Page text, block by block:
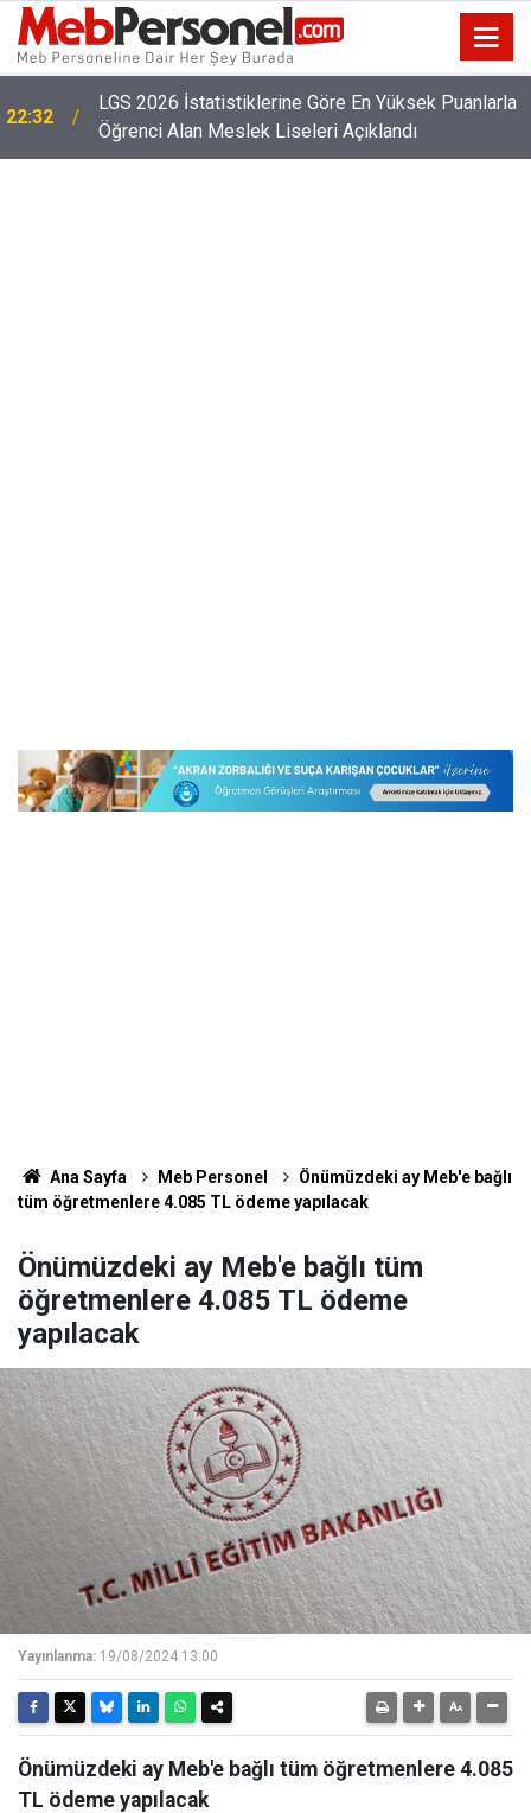
22:02 2026 Öğretmen Norm İhtiyacı Listesi
Ana Sayfa Meb Personel
Önümüzdeki ay Meb'e bağlı
tüm öğretmenlere 4.085 TL ödeme yapılacak
Önümüzdeki ay Meb'e bağlı tüm
öğretmenlere 4.085 TL ödeme
yapılacak
Yayınlanma: 19/08/2024 13:00
Önümüzdeki ay Meb'e bağlı tüm öğretmenlere 4.085
TL ödeme yapılacak